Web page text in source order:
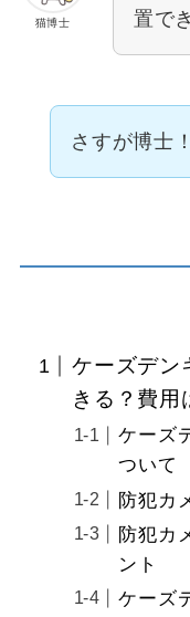
猫博士
置で
さすが博士
ケーズデン
きる？費用
ケーズ
ついて
防犯カ
防犯カ
ント
ケーズ